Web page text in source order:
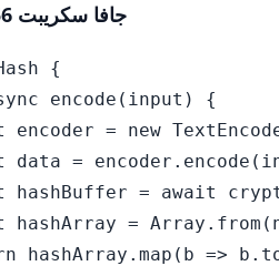
عينة رمز SHA256 جافا سكريبت
{
encode(input) {
encoder = new
data =
hashBuffer = await
hashArray =
hashArray.map(b =>